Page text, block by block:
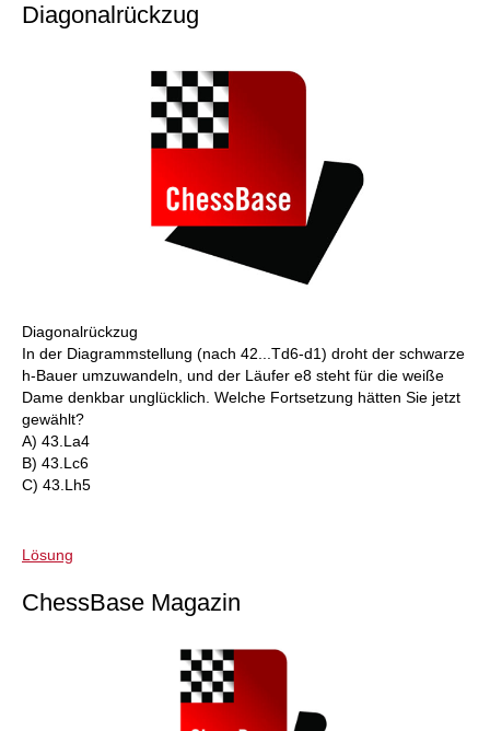
Diagonalrückzug
Diagonalrückzug
In der Diagrammstellung (nach 42...Td6-d1) droht der schwarze
h-Bauer umzuwandeln, und der Läufer e8 steht für die weiße
Dame denkbar unglücklich. Welche Fortsetzung hätten Sie jetzt
gewählt?
A) 43.La4
B) 43.Lc6
C) 43.Lh5
Lösung
ChessBase Magazin